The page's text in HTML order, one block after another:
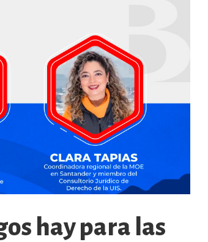
hay para las